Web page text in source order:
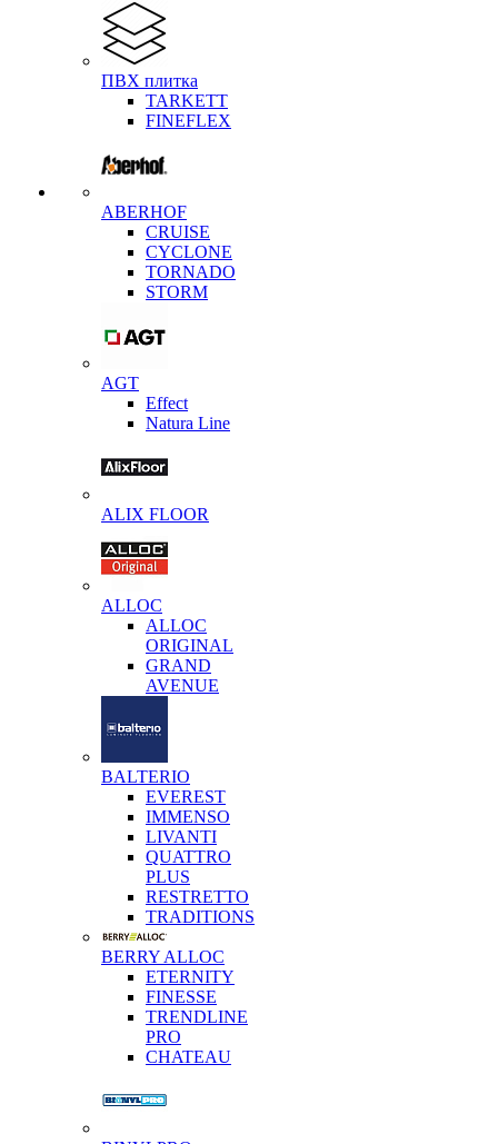
ПВХ плитка
TARKETT
FINEFLEX
ABERHOF
CRUISE
CYCLONE
TORNADO
STORM
AGT
Effect
Natura Line
ALIX FLOOR
ALLOC
ALLOC
ORIGINAL
GRAND
AVENUE
BALTERIO
EVEREST
IMMENSO
LIVANTI
QUATTRO
PLUS
RESTRETTO
TRADITIONS
BERRY ALLOC
ETERNITY
FINESSE
TRENDLINE
PRO
CHATEAU